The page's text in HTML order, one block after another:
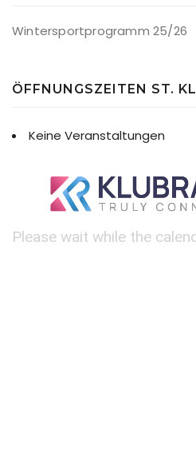
Wintersportprogramm 25/26
ÖFFNUNGSZEITEN ST.
Keine Veranstaltungen